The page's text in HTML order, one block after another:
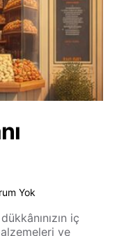
Yok
iç
ve